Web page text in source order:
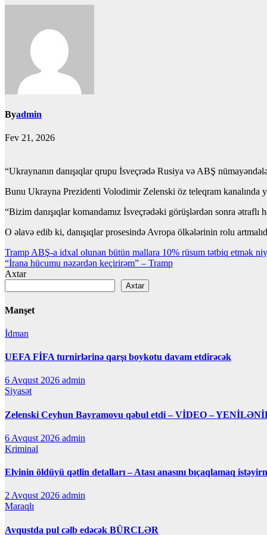
Byadmin
Fev 21, 2026
“Ukraynanın danışıqlar qrupu İsveçrədə Rusiya və ABŞ
Bunu Ukrayna Prezidenti Volodimir Zelenski öz teleqram kanalında
“Bizim danışıqlar komandamız İsveçrədəki görüşlərdən sonra
O əlavə edib ki, danışıqlar prosesində Avropa ölkələrinin rolu
Yazı
naviqasiyası
Tramp ABŞ-a idxal olunan bütün mallara 10% rüsum tətbiq etmək
“İrana hücumu nəzərdən keçirirəm” – Tramp
Axtar
Axtar
Manşet
İdman
UEFA FİFA turnirlərinə qarşı boykotu davam etdirəcək
6 Avqust 2026 admin
Siyasət
Zelenski Ceyhun Bayramovu qəbul etdi – VİDEO –
6 Avqust 2026 admin
Kriminal
Elvinin öldüyü qətlin detalları – Atası anasını bıçaqlamaq
2 Avqust 2026 admin
Maraqlı
Avqustda pul cəlb edəcək BÜRCLƏR